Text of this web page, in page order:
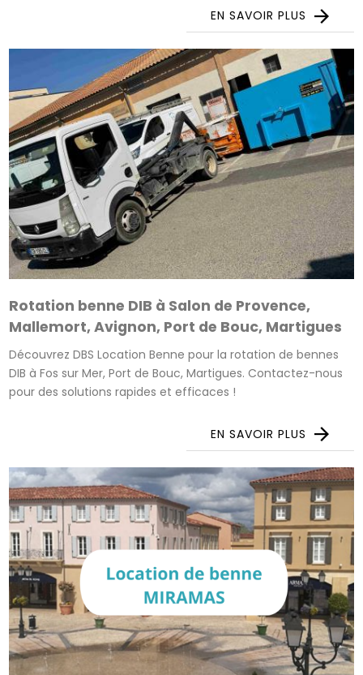
EN SAVOIR PLUS
Rotation benne DIB à Salon de Provence,
Mallemort, Avignon, Port de Bouc, Martigues
Découvrez DBS Location Benne pour la rotation de bennes
DIB à Fos sur Mer, Port de Bouc, Martigues. Contactez-nous
pour des solutions rapides et efficaces !
EN SAVOIR PLUS